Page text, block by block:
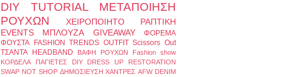
DIY TUTORIAL
ΜΕΤΑΠΟΙΗΣΗ
ΡΟΥΧΩΝ
ΧΕΙΡΟΠΟΙΗΤΟ
ΡΑΠΤΙΚΗ
EVENTS
ΜΠΛΟΥΖΑ GIVEAWAY
ΦΟΡΕΜΑ
ΦΟΥΣΤΑ
FASHION TRENDS OUTFIT Scissors Out
ΤΣΑΝΤΑ
HEADBAND ΒΑΦΗ ΡΟΥΧΩΝ
Fashion show
ΚΟΡΔΕΛΑ
ΠΑΓΙΕΤΕΣ DIY DRESS UP
RESTORATION
SWAP NOT SHOP ΔΗΜΟΣΙΕΥΣΗ ΧΑΝΤΡΕΣ AFW DENIM